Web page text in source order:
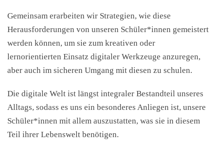
Gemeinsam erarbeiten wir Strategien, wie diese
Herausforderungen von unseren Schüler*innen gemeistert
werden können, um sie zum kreativen oder
lernorientierten Einsatz digitaler Werkzeuge anzuregen,
aber auch im sicheren Umgang mit diesen zu schulen.
Die digitale Welt ist längst integraler Bestandteil unseres
Alltags, sodass es uns ein besonderes Anliegen ist, unsere
Schüler*innen mit allem auszustatten, was sie in diesem
Teil ihrer Lebenswelt benötigen.